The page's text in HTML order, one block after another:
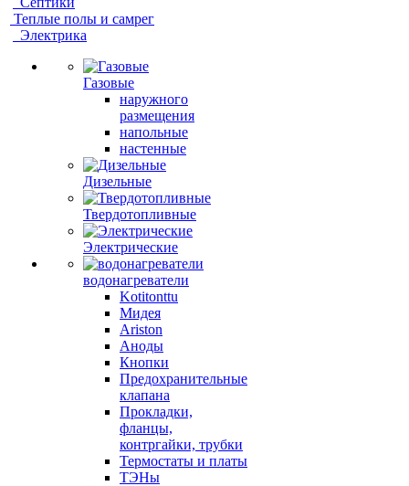
Теплые полы и самрег
Электрика
Газовые
наружного
размещения
напольные
настенные
Дизельные
Твердотопливные
Электрические
водонагреватели
Kotitonttu
Мидея
Ariston
Аноды
Кнопки
Предохранительные
клапана
Прокладки,
фланцы,
контргайки, трубки
Термостаты и платы
ТЭНы